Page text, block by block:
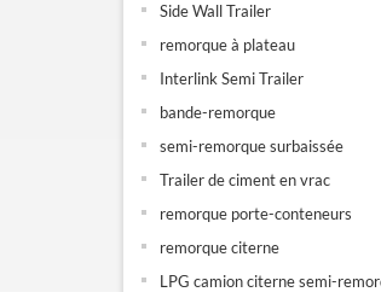
Side Wall Trailer
remorque à plateau
Interlink Semi Trailer
bande-remorque
semi-remorque surbaissée
Trailer de ciment en vrac
remorque porte-conteneurs
remorque citerne
LPG camion citerne semi-